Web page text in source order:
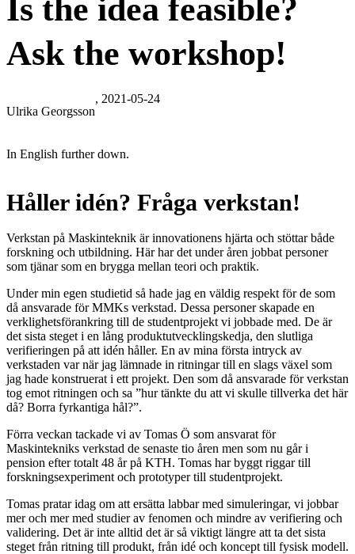
Is the idea feasible?
Ask the workshop!
Ulrika Georgsson
, 2021-05-24
In English further down.
Håller idén? Fråga verkstan!
Verkstan på Maskinteknik är innovationens hjärta och stöttar både
forskning och utbildning. Här har det under åren jobbat personer
som tjänar som en brygga mellan teori och praktik.
Under min egen studietid så hade jag en väldig respekt för de som
då ansvarade för MMKs verkstad. Dessa personer skapade en
verklighetsförankring till de studentprojekt vi jobbade med. De är
det sista steget i en lång produktutvecklingskedja, den slutliga
verifieringen på att idén håller. En av mina första intryck av
verkstaden var när jag lämnade in ritningar till en slags växel som
jag hade konstruerat i ett projekt. Den som då ansvarade för verkstan
tog emot ritningen och sa ”hur tänkte du att vi skulle tillverka det här
då? Borra fyrkantiga hål?”.
Förra veckan tackade vi av Tomas Ö som ansvarat för
Maskintekniks verkstad de senaste tio åren men som nu går i
pension efter totalt 48 år på KTH. Tomas har byggt riggar till
forskningsexperiment och prototyper till studentprojekt.
Tomas pratar idag om att ersätta labbar med simuleringar, vi jobbar
mer och mer med studier av fenomen och mindre av verifiering och
validering. Det är inte alltid det är så viktigt längre att ta det sista
steget från ritning till produkt, från idé och koncept till fysisk modell.